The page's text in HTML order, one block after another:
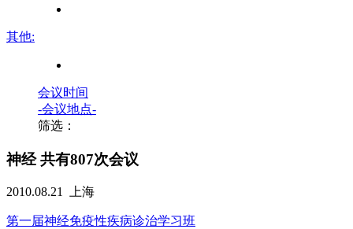
其他:
会议时间
-会议地点-
筛选：
神经共有807次会议
2010.08.21 上海
第一届神经免疫性疾病诊治学习班